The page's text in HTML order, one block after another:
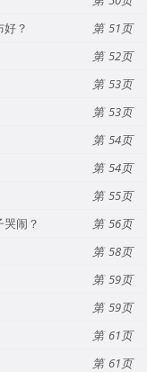
？
51
52
53
53
54
54
55
闹？
56
58
59
59
61
61